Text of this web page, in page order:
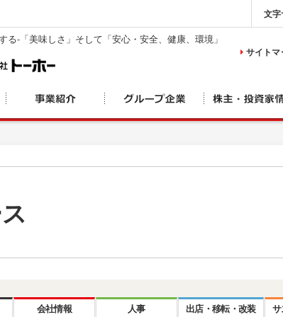
文
る-「美味しさ」そして「安心・安全、健康、環境」
サイトマ
会社情報 人事 出店・移転・改装